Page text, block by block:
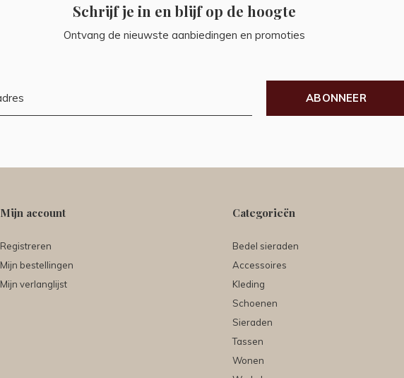
Schrijf je in en blijf op de hoogte
Ontvang de nieuwste aanbiedingen en promoties
ABONNEER
Mijn account
Registreren
Mijn bestellingen
Mijn verlanglijst
Categorieën
Bedel sieraden
Accessoires
Kleding
Schoenen
Sieraden
Tassen
Wonen